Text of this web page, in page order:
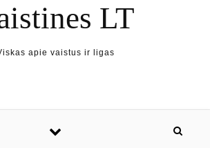
LT
apie vaistus ir ligas